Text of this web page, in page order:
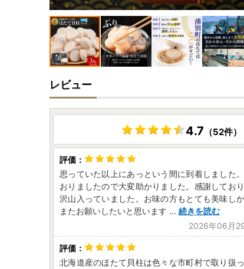
レビュー
4.7 （52件）
思っていた以上にあっという間に到着しました
おりましたので大変助かりました。感謝してお
沢山入っていました。お味の方もとても美味し
またお願いしたいと思います ... 続きを読む
2026年06月
北海道産のほたて貝柱は色々な市町村で取り扱